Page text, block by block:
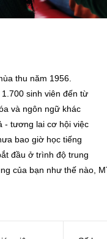
thu năm 1956.
sinh viên đến từ
và ngôn ngữ khác
- tương lai cơ hội việc
bao giờ học tiếng
đầu ở trình độ trung
của bạn như thế nào,